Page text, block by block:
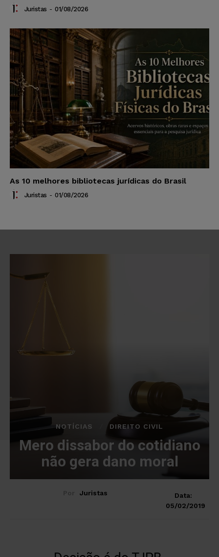
Juristas - 01/08/2026
As 10 melhores bibliotecas jurídicas do Brasil
Juristas - 01/08/2026